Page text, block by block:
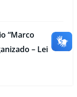
“Marco
– Lei